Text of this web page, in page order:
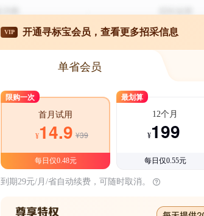
VIP 开通寻标宝会员，查看更多招采信息
单省会员
限购一次
首月试用
¥14.9 ¥39
每日仅0.48元
最划算
12个月
¥199
每日仅0.55元
到期29元/月/省自动续费，可随时取消。